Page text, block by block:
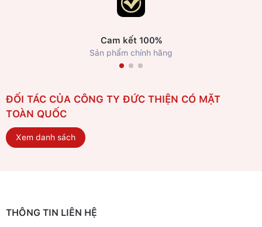
Cam kết 100%
Sản phẩm chính hãng
ĐỐI TÁC CỦA CÔNG TY ĐỨC THIỆN CÓ MẶT
TOÀN QUỐC
Xem danh sách
THÔNG TIN LIÊN HỆ